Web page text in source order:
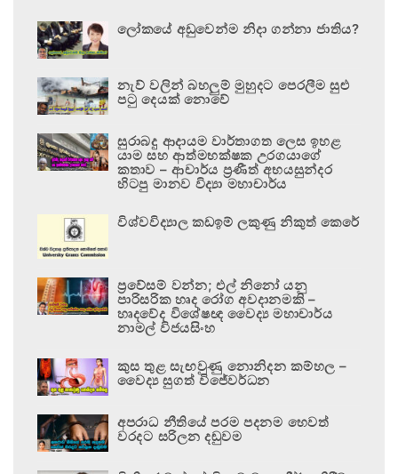
ලෝකයේ අඩුවෙන්ම නිදා ගන්නා ජාතිය?
නැව් වලින් බහලුම් මුහුදට පෙරලීම සුළු
පටු දෙයක් නොවේ
සුරාබදු ආදායම වාර්තාගත ලෙස ඉහළ
යාම සහ ආත්මභක්ෂක උරගයාගේ
කතාව – ආචාර්ය ප්‍රණීත් අභයසුන්දර
හිටපු මානව විද්‍යා මහාචාර්ය
විශ්වවිද්‍යාල කඩඉම් ලකුණු නිකුත් කෙරේ
ප්‍රවේසම් වන්න; එල් නිනෝ යනු
පාරිසරික හෘද රෝග අවදානමකි –
හෘදවේද විශේෂඥ වෛද්‍ය මහාචාර්ය
නාමල් විජයසිංහ
කුස තුළ සැඟවුණු නොනිදන කම්හල –
වෛද්‍ය සුගත් විජේවර්ධන
අපරාධ නීතියේ පරම පදනම හෙවත්
වරදට සරිලන දඬුවම